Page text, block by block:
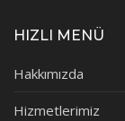
HIZLI MENÜ
Hakkımızda
Hizmetlerimiz